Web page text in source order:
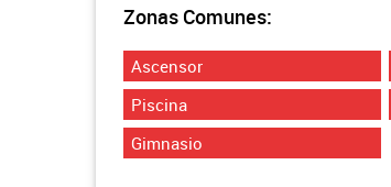
Zonas Comunes:
Ascensor
Piscina
Gimnasio